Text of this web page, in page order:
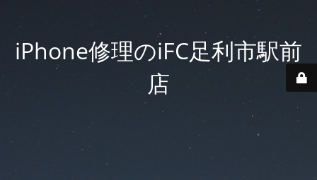
iPhone修理のiFC足利市駅前
店